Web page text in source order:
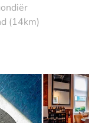
(14km)